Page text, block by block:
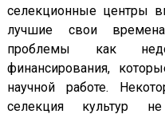
селекционные центры
лучшие свои
проблемы как
финансирования,
научной работе.
селекция культур